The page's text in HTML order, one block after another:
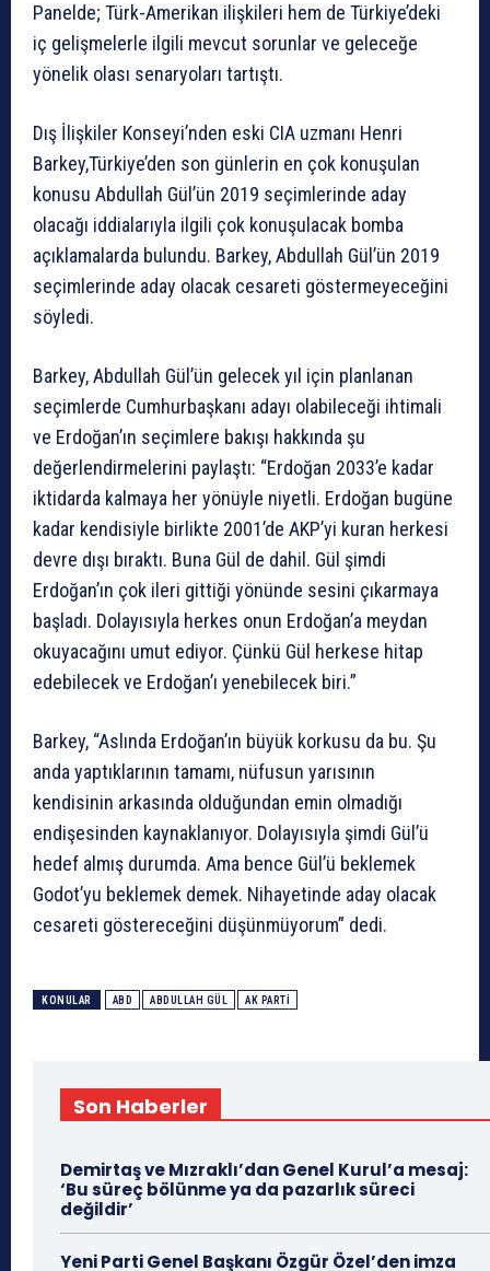
Panelde; Türk-Amerikan ilişkileri hem de Türkiye’deki
iç gelişmelerle ilgili mevcut sorunlar ve geleceğe
yönelik olası senaryoları tartıştı.
Dış İlişkiler Konseyi’nden eski CIA uzmanı Henri
Barkey,Türkiye’den son günlerin en çok konuşulan
konusu Abdullah Gül’ün 2019 seçimlerinde aday
olacağı iddialarıyla ilgili çok konuşulacak bomba
açıklamalarda bulundu. Barkey, Abdullah Gül’ün 2019
seçimlerinde aday olacak cesareti göstermeyeceğini
söyledi.
Barkey, Abdullah Gül’ün gelecek yıl için planlanan
seçimlerde Cumhurbaşkanı adayı olabileceği ihtimali
ve Erdoğan’ın seçimlere bakışı hakkında şu
değerlendirmelerini paylaştı: “Erdoğan 2033’e kadar
iktidarda kalmaya her yönüyle niyetli. Erdoğan bugüne
kadar kendisiyle birlikte 2001’de AKP’yi kuran herkesi
devre dışı bıraktı. Buna Gül de dahil. Gül şimdi
Erdoğan’ın çok ileri gittiği yönünde sesini çıkarmaya
başladı. Dolayısıyla herkes onun Erdoğan’a meydan
okuyacağını umut ediyor. Çünkü Gül herkese hitap
edebilecek ve Erdoğan’ı yenebilecek biri.”
Barkey, “Aslında Erdoğan’ın büyük korkusu da bu. Şu
anda yaptıklarının tamamı, nüfusun yarısının
kendisinin arkasında olduğundan emin olmadığı
endişesinden kaynaklanıyor. Dolayısıyla şimdi Gül’ü
hedef almış durumda. Ama bence Gül’ü beklemek
Godot’yu beklemek demek. Nihayetinde aday olacak
cesareti göstereceğini düşünmüyorum” dedi.
KONULAR ABD ABDULLAH GÜL AK PARTI
Son Haberler
Demirtaş ve Mızraklı’dan Genel Kurul’a mesaj:
‘Bu süreç bölünme ya da pazarlık süreci
değildir’
Yeni Parti Genel Başkanı Özgür Özel’den imza